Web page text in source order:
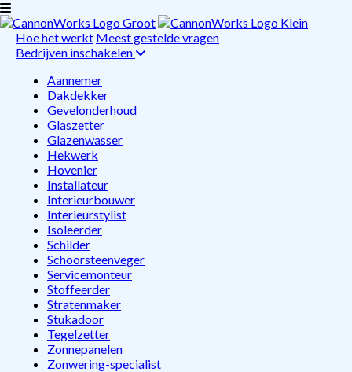
Hoe het werkt Meest gestelde vragen
Bedrijven inschakelen
Aannemer
Dakdekker
Gevelonderhoud
Glaszetter
Glazenwasser
Hekwerk
Hovenier
Installateur
Interieurbouwer
Interieurstylist
Isoleerder
Schilder
Schoorsteenveger
Servicemonteur
Stoffeerder
Stratenmaker
Stukadoor
Tegelzetter
Zonnepanelen
Zonwering-specialist